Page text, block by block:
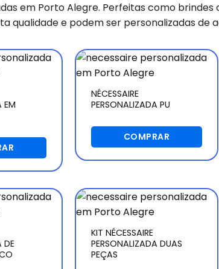
em Porto Alegre. Perfeitas como
qualidade e podem ser personalizadas de
EM
NÉCESSAIRE
PERSONALIZADA PU
COMPRAR
DE
KIT NÉCESSAIRE
PERSONALIZADA DUAS
PEÇAS